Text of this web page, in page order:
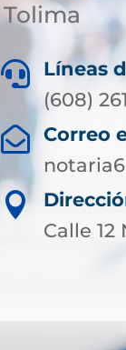
Tolima

Líneas
(608)

Correo

Calle 12